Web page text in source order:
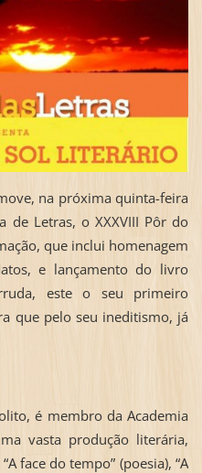
na próxima quinta-feira
de Letras, o XXXVIII Pôr do
que inclui homenagem
e lançamento do livro
este o seu primeiro
que pelo seu ineditismo, já
é membro da Academia
vasta produção literária,
face do tempo” (poesia), “A